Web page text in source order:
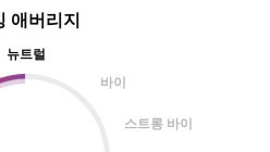
애버리지
뉴트럴
바이
스트롱 바이